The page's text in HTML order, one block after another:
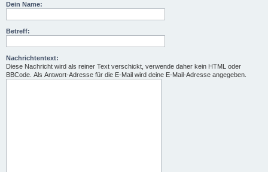
Dein Name:
Betreff:
Nachrichtentext:
Diese Nachricht wird als reiner Text verschickt, verwende daher kein HTML oder
BBCode. Als Antwort-Adresse für die E-Mail wird deine E-Mail-Adresse angegeben.